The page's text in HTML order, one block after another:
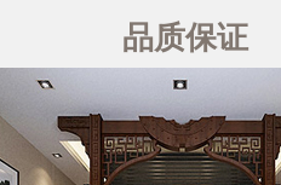
品质保证